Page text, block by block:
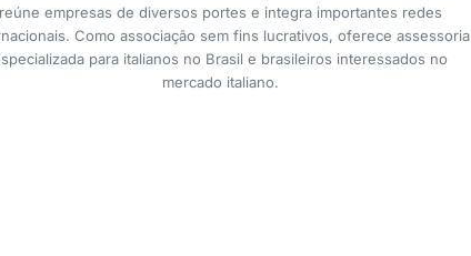
reúne empresas de diversos portes e integra importantes redes
Como associação sem fins lucrativos, oferece assessoria
para italianos no Brasil e brasileiros interessados no
mercado italiano.